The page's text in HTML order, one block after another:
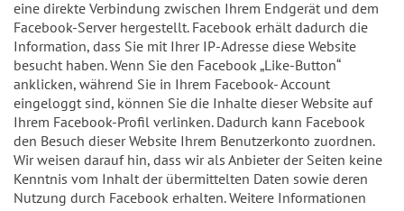
eine direkte Verbindung zwischen Ihrem Endgerät und dem
Facebook-Server hergestellt. Facebook erhält dadurch die
Information, dass Sie mit Ihrer IP-Adresse diese Website
besucht haben. Wenn Sie den Facebook „Like-Button“
anklicken, während Sie in Ihrem Facebook- Account
eingeloggt sind, können Sie die Inhalte dieser Website auf
Ihrem Facebook-Profil verlinken. Dadurch kann Facebook
den Besuch dieser Website Ihrem Benutzerkonto zuordnen.
Wir weisen darauf hin, dass wir als Anbieter der Seiten keine
Kenntnis vom Inhalt der übermittelten Daten sowie deren
Nutzung durch Facebook erhalten. Weitere Informationen